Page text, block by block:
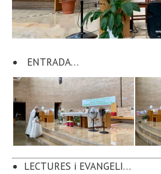
ENTRADA…
LECTURES i EVANGELI…